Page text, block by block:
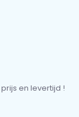
en levertijd !